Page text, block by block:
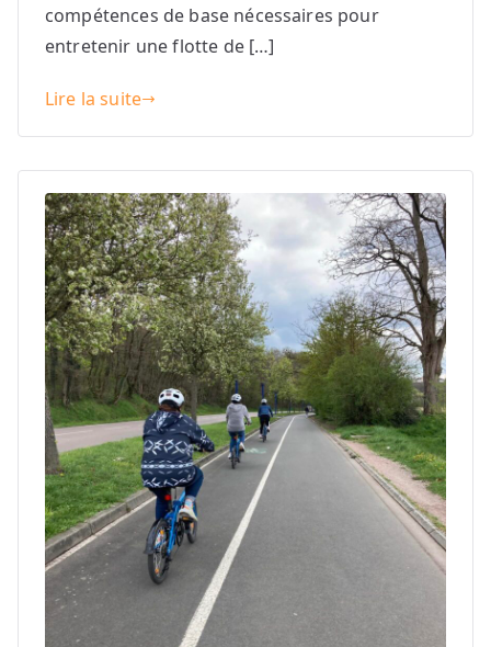
compétences de base nécessaires pour
entretenir une flotte de […]
Lire la suite